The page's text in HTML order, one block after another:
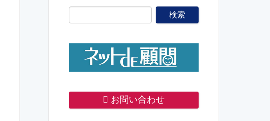
お問い合わせ